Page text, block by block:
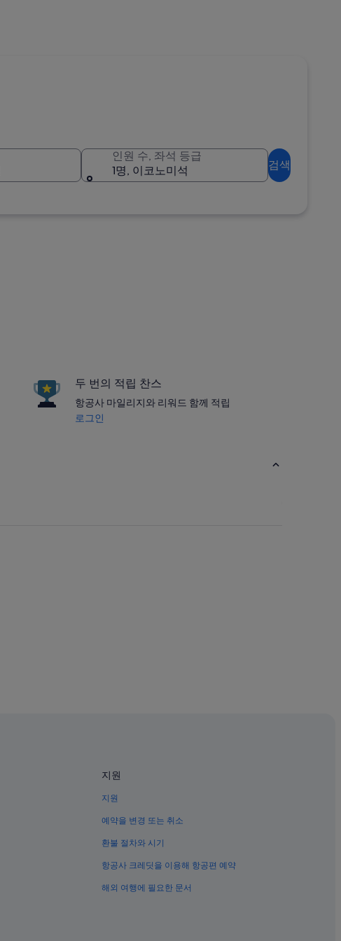
인원 수, 좌석 등급
1명, 이코노미석
검색
두 번의 적립 찬스
항공사 마일리지와 리워드 함께 적립
로그인
지원
지원
예약을 변경 또는 취소
환불 절차와 시기
항공사 크레딧을 이용해 항공편 예약
해외 여행에 필요한 문서